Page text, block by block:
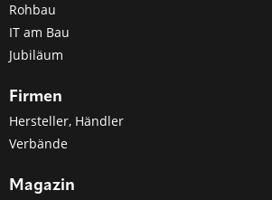
Rohbau
IT am Bau
Jubiläum
Firmen
Hersteller, Händler
Verbände
Magazin